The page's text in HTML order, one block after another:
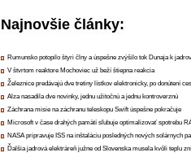
Najnovšie články:
Rumunsko potopilo štyri člny a úspešne zvýšilo tok Dunaja k
V štvrtom reaktore Mochoviec už beží štiepna reakcia
Železnice predávajú dve tretiny lístkov elektronicky, po donútení
Alza nasadila dve novinky, jednu užitočnú a jednu kontroverznú
Záchrana misie na záchranu teleskopu Swift úspešne pokračuje
Microsoft v čase drahých pamätí sľubuje optimalizovať spotrebu
NASA pripravuje ISS na inštaláciu posledných nových solárnych
Ďalšia jadrová elektráreň južne od Slovenska musela kvôli teplu